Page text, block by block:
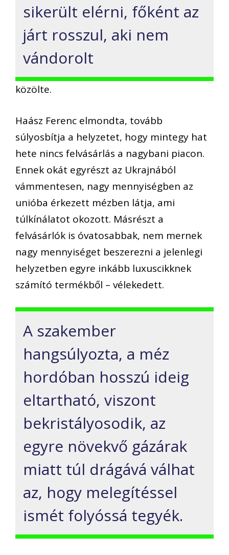
sikerült elérni, főként az
járt rosszul, aki nem
vándorolt
közölte.
Haász Ferenc elmondta, tovább
súlyosbítja a helyzetet, hogy mintegy hat
hete nincs felvásárlás a nagybani piacon.
Ennek okát egyrészt az Ukrajnából
vámmentesen, nagy mennyiségben az
unióba érkezett mézben látja, ami
túlkínálatot okozott. Másrészt a
felvásárlók is óvatosabbak, nem mernek
nagy mennyiséget beszerezni a jelenlegi
helyzetben egyre inkább luxuscikknek
számító termékből – vélekedett.
A szakember
hangsúlyozta, a méz
hordóban hosszú ideig
eltartható, viszont
bekristályosodik, az
egyre növekvő gázárak
miatt túl drágává válhat
az, hogy melegítéssel
ismét folyóssá tegyék.